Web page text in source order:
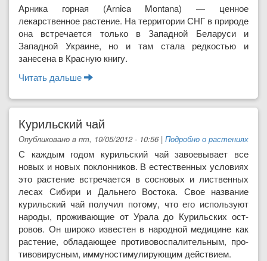
Арника горная (Arnica Montana) — ценное
лекарственное рас­тение. На территории СНГ в природе
она встречается только в За­падной Беларуси и
Западной Украине, но и там стала редкостью и
занесена в Красную книгу.
Читать дальше
Курильский чай
Опубликовано в пт, 10/05/2012 - 10:56| Подробно о растениях
С каждым годом курильский чай завоевывает все
новых и но­вых поклонников. В естественных условиях
это растение встречается в сосновых и лиственных
лесах Сиби­ри и Дальнего Востока. Свое назва­ние
курильский чай получил потому, что его используют
народы, прожи­вающие от Урала до Курильских ост­
ровов. Он широко известен в народ­ной медицине как
растение, облада­ющее противовоспалительным, про­
тивовирусным, иммуностимулирую­щим действием.